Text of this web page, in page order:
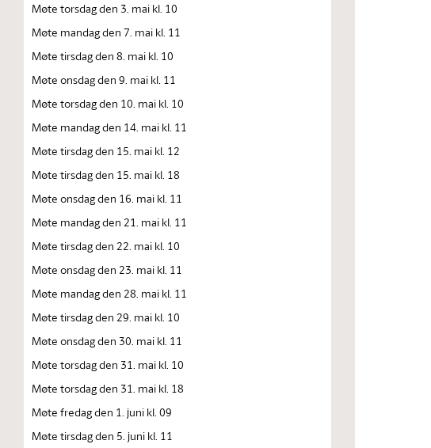
Møte torsdag den 3. mai kl. 10
Møte mandag den 7. mai kl. 11
Møte tirsdag den 8. mai kl. 10
Møte onsdag den 9. mai kl. 11
Møte torsdag den 10. mai kl. 10
Møte mandag den 14. mai kl. 11
Møte tirsdag den 15. mai kl. 12
Møte tirsdag den 15. mai kl. 18
Møte onsdag den 16. mai kl. 11
Møte mandag den 21. mai kl. 11
Møte tirsdag den 22. mai kl. 10
Møte onsdag den 23. mai kl. 11
Møte mandag den 28. mai kl. 11
Møte tirsdag den 29. mai kl. 10
Møte onsdag den 30. mai kl. 11
Møte torsdag den 31. mai kl. 10
Møte torsdag den 31. mai kl. 18
Møte fredag den 1. juni kl. 09
Møte tirsdag den 5. juni kl. 11